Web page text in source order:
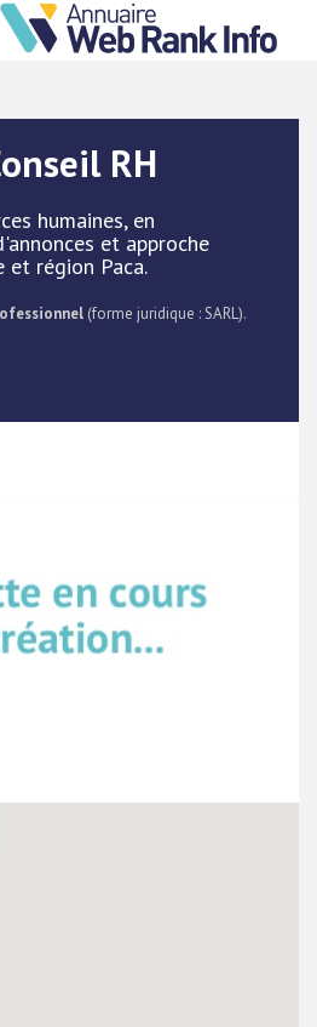
RH
humaines, en
et approche
région Paca.
(forme juridique : SARL).